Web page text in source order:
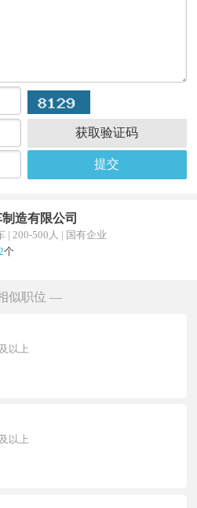
获取验证码
提交
造有限公司
| 200-500人 | 国有企业
个
似职位 —
以上
以上